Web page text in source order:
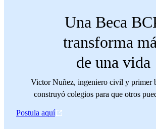
Una Beca
transforma
de una vida
Victor Nuñez, ingeniero civil y primer
construyó colegios para que otros
Postula aquí